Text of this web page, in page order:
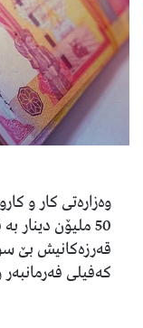
وەزارەتی کار و
50 ملیۆن
قەرزەکانیش بێ
کەفیلی